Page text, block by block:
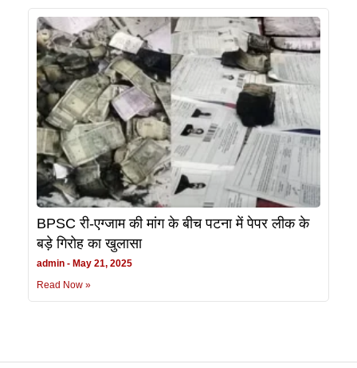
BPSC री-एग्जाम की मांग के बीच पटना में पेपर लीक के
बड़े गिरोह का खुलासा
admin
May 21, 2025
Read Now »